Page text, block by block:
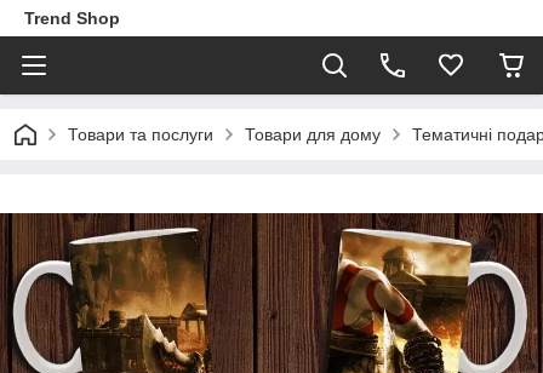
Trend Shop
Товари та послуги Товари для дому Тематичні